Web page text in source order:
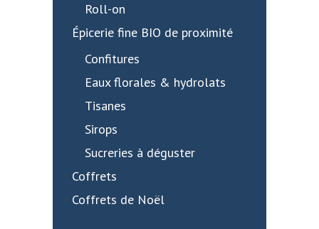
Roll-on
Épicerie fine BIO de proximité
Confitures
Eaux florales & hydrolats
Tisanes
Sirops
Sucreries à déguster
Coffrets
Coffrets de Noël